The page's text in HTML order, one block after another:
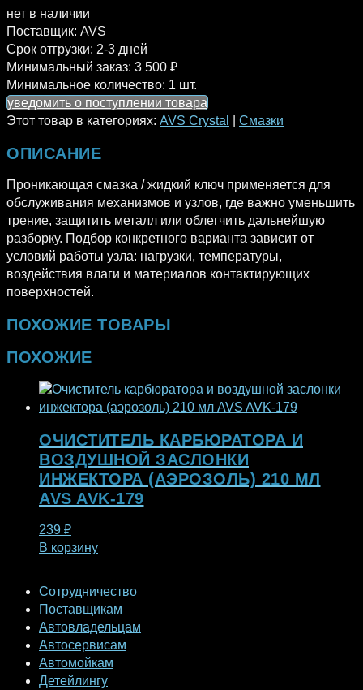
нет в наличии
Поставщик: AVS
Срок отгрузки: 2-3 дней
Минимальный заказ: 3 500 ₽
Минимальное количество: 1 шт.
уведомить о поступлении товара
Этот товар в категориях: AVS Crystal Смазки
ОПИСАНИЕ
Проникающая смазка / жидкий ключ применяется для
обслуживания механизмов и узлов, где важно уменьшить
трение, защитить металл или облегчить дальнейшую
разборку. Подбор конкретного варианта зависит от
условий работы узла: нагрузки, температуры,
воздействия влаги и материалов контактирующих
поверхностей.
ПОХОЖИЕ ТОВАРЫ
ПОХОЖИЕ
ОЧИСТИТЕЛЬ КАРБЮРАТОРА И
ВОЗДУШНОЙ ЗАСЛОНКИ
ИНЖЕКТОРА (АЭРОЗОЛЬ) 210 МЛ
AVS AVK-179
239 ₽
В корзину
Сотрудничество
Поставщикам
Автовладельцам
Автосервисам
Автомойкам
Детейлингу